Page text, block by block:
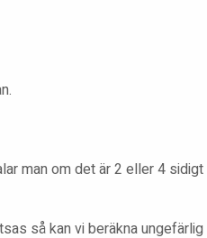
man om det är 2 eller 4
så kan vi beräkna